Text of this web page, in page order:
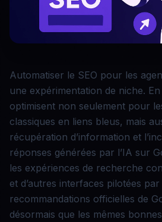
Automatiser le SEO pour les
une expérimentation de niche.
optimisent non seulement pour
classiques en liens bleus, mais
récupération d’information et
réponses générées par l’IA sur
les expériences de recherche
et d’autres interfaces pilotées
recommandations officielles de
désormais que les mêmes